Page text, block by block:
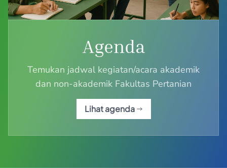
Agenda
Temukan jadwal kegiatan/acara akademik
dan non-akademik Fakultas Pertanian
Lihat agenda